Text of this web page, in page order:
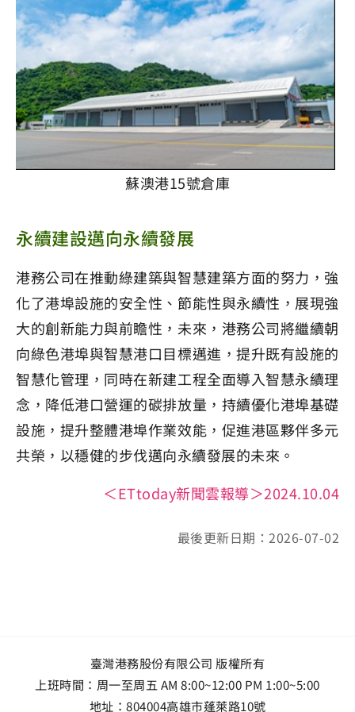
蘇澳港15號倉庫
永續建設邁向永續發展
港務公司在推動綠建築與智慧建築方面的努力，強
化了港埠設施的安全性、節能性與永續性，展現強
大的創新能力與前瞻性，未來，港務公司將繼續朝
向綠色港埠與智慧港口目標邁進，提升既有設施的
智慧化管理，同時在新建工程全面導入智慧永續理
念，降低港口營運的碳排放量，持續優化港埠基礎
設施，提升整體港埠作業效能，促進港區夥伴多元
共榮，以穩健的步伐邁向永續發展的未來。
＜ETtoday新聞雲報導＞2024.10.04
最後更新日期：2026-07-02
臺灣港務股份有限公司 版權所有
上班時間：周一至周五 AM 8:00~12:00 PM 1:00~5:00
地址： 804004高雄市蓬萊路10號